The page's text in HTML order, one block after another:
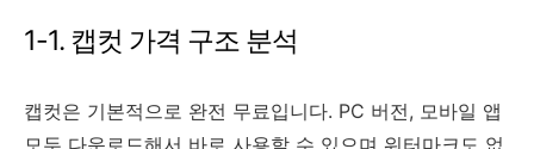
1-1. 캡컷 가격 구조 분석
캡컷은 기본적으로 완전 무료입니다. PC 버전, 모바일 앱
모두 다운로드해서 바로 사용할 수 있으며 워터마크도 없